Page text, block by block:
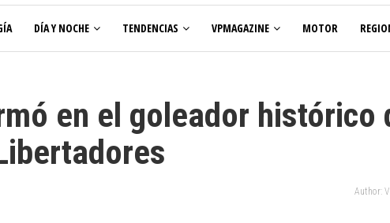
DÍA Y NOCHE TENDENCIAS VPMAGAZINE MOTOR
en el goleador histórico
Author: